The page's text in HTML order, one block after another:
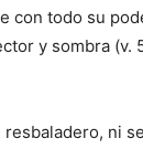
con todo su
y sombra (v.
ni